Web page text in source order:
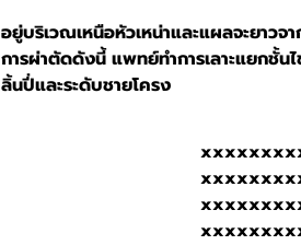
อยู่บริเวณเหนือหัวเหน่าและแผลจะยาว
การผ่าตัดดังนี้ แพทย์ทำการเลาะแยกชั้น
ลิ้นปี่และระดับชายโครง